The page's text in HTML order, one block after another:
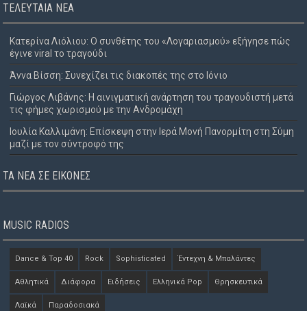
ΤΕΛΕΥΤΑΊΑ ΝΈΑ
Κατερίνα Λιόλιου: Ο συνθέτης του «Λογαριασμού» εξήγησε πώς
έγινε viral το τραγούδι
Άννα Βίσση: Συνεχίζει τις διακοπές της στο Ιόνιο
Γιώργος Λιβάνης: Η αινιγματική ανάρτηση του τραγουδιστή μετά
τις φήμες χωρισμού με την Ανδρομάχη
Ιουλία Καλλιμάνη: Επίσκεψη στην Ιερά Μονή Πανορμίτη στη Σύμη
μαζί με τον σύντροφό της
ΤΑ ΝΈΑ ΣΕ ΕΙΚΌΝΕΣ
MUSIC RADIOS
Dance & Top 40 Rock Sophisticated Έντεχνη & Μπαλάντες
Αθλητικά Διάφορα Ειδήσεις Ελληνικά Pop Θρησκευτικά
Λαϊκά Παραδοσιακά